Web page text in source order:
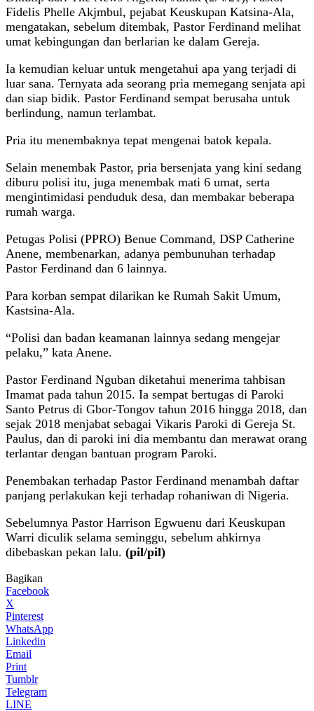
Fidelis Phelle Akjmbul, pejabat Keuskupan Katsina-Ala,
mengatakan, sebelum ditembak, Pastor Ferdinand melihat
umat kebingungan dan berlarian ke dalam Gereja.
Ia kemudian keluar untuk mengetahui apa yang terjadi di
luar sana. Ternyata ada seorang pria memegang senjata api
dan siap bidik. Pastor Ferdinand sempat berusaha untuk
berlindung, namun terlambat.
Pria itu menembaknya tepat mengenai batok kepala.
Selain menembak Pastor, pria bersenjata yang kini sedang
diburu polisi itu, juga menembak mati 6 umat, serta
mengintimidasi penduduk desa, dan membakar beberapa
rumah warga.
Petugas Polisi (PPRO) Benue Command, DSP Catherine
Anene, membenarkan, adanya pembunuhan terhadap
Pastor Ferdinand dan 6 lainnya.
Para korban sempat dilarikan ke Rumah Sakit Umum,
Kastsina-Ala.
“Polisi dan badan keamanan lainnya sedang mengejar
pelaku,” kata Anene.
Pastor Ferdinand Nguban diketahui menerima tahbisan
Imamat pada tahun 2015. Ia sempat bertugas di Paroki
Santo Petrus di Gbor-Tongov tahun 2016 hingga 2018, dan
sejak 2018 menjabat sebagai Vikaris Paroki di Gereja St.
Paulus, dan di paroki ini dia membantu dan merawat orang
terlantar dengan bantuan program Paroki.
Penembakan terhadap Pastor Ferdinand menambah daftar
panjang perlakukan keji terhadap rohaniwan di Nigeria.
Sebelumnya Pastor Harrison Egwuenu dari Keuskupan
Warri diculik selama seminggu, sebelum ahkirnya
dibebaskan pekan lalu. (pil/pil)
Bagikan
Facebook
X
Pinterest
WhatsApp
Linkedin
Email
Print
Tumblr
Telegram
LINE